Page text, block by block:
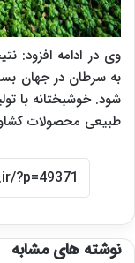
وی در ادامه افزود:
به سرطان در جهان
شود. خوشبختانه با
طبیعی محصولات
نوشته های مشابه